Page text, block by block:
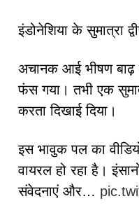
इंडोनेशिया के सुमात्रा
अचानक आई भीषण बाढ़
फंस गया। तभी एक
करता दिखाई दिया।
इस भावुक पल का
वायरल हो रहा है।
संवेदनाएं और…